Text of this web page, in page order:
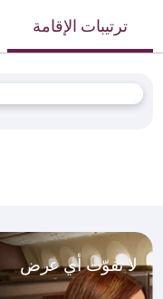
ترتيبات الإقامة
لا تفوّت أي عرض